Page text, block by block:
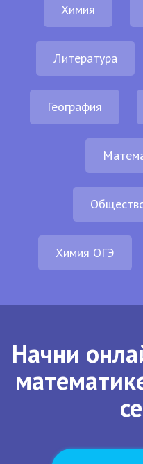
Химия
Литература
География
Химия ОГЭ
Начни